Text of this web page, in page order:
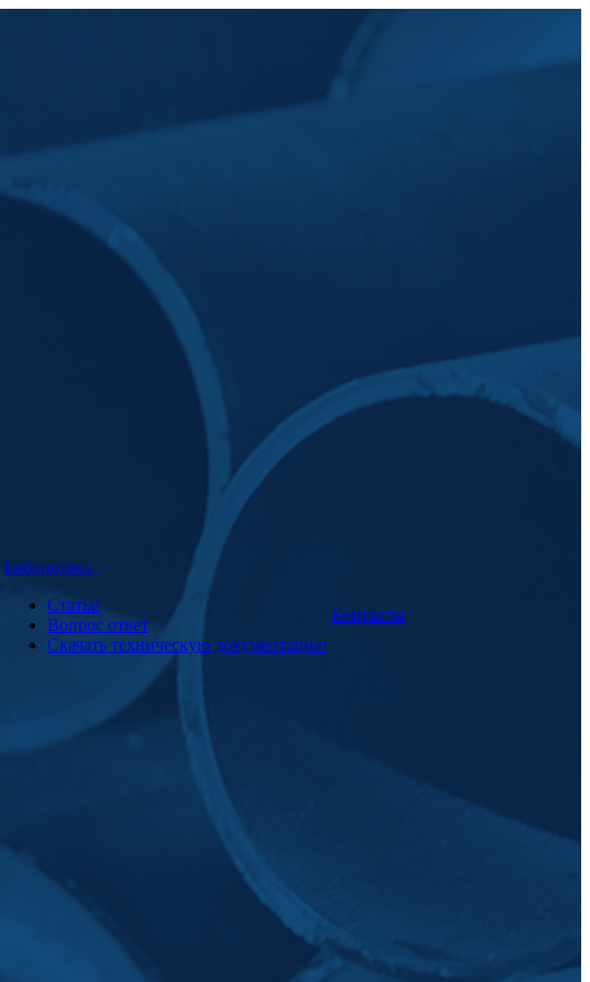
Библиотека
Статьи
Вопрос ответ
Скачать техническую документацию
Контакты